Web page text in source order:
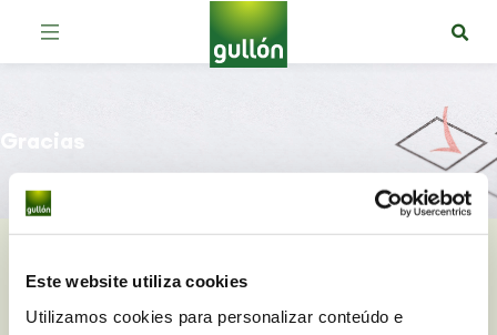
Este website utiliza cookies
Utilizamos cookies para personalizar conteúdo e
Gracias